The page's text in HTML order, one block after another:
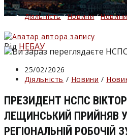
Діяльність/Новини/
Від НЕБАУ
Запис
опубліковано:
25/02/2026
Категорія
Діяльність / Новини /
ПРЕЗИДЕНТ НСПС ВІКТОР
ЛЕЩИНСЬКИЙ ПРИЙНЯВ
РЕГІОНАЛЬНІЙ РОБОЧІЙ